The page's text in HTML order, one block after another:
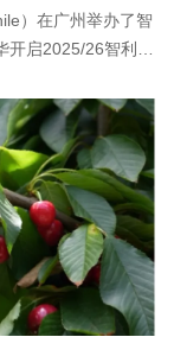
）在广州举办了智
启2025/26智利车